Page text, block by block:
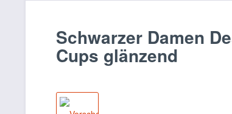
Schwarzer Damen
Cups glänzend